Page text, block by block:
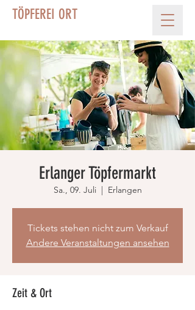
TÖPFEREI ORT
Erlanger Töpfermarkt
Sa., 09. Juli
  |
Erlangen
Tickets stehen nicht zum Verkauf
Andere Veranstaltungen ansehen
Zeit & Ort